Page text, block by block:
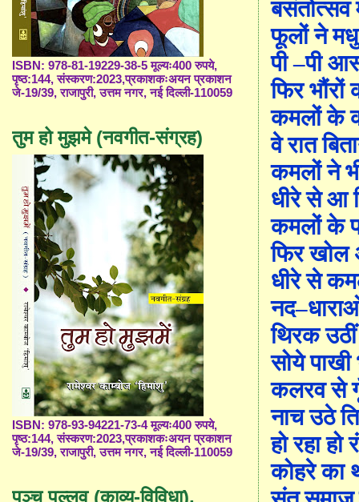
फूलों ने
पी–पी
फिर भौंरों
कमलों के
वे रात
कमलों ने
धीरे से आ
कमलों के
फिर खोल
धीरे से
नद–
थिरक
सोये
कलरव से
नाच उठे
हो रहा
कोहरे का
ISBN: 978-81-19229-38-5 मूल्यः400 रुपये,
पृष्ठ:144, संस्करण:2023,प्रकाशकःअयन प्रकाशन
जे-19/39, राजापुरी, उत्तम नगर, नई दिल्ली-110059
तुम हो मुझमे (नवगीत-संग्रह)
ISBN: 978-93-94221-73-4 मूल्यः400 रुपये,
पृष्ठ:144, संस्करण:2023,प्रकाशकःअयन प्रकाशन
जे-19/39, राजापुरी, उत्तम नगर, नई दिल्ली-110059
पञ्च पल्लव (काव्य-विविधा),